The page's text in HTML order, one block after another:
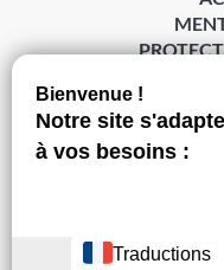
POLITIQUE